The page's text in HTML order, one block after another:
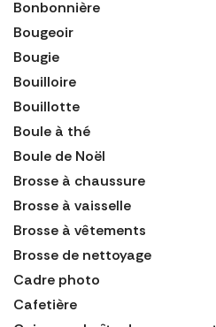
Bonbonnière
Bougeoir
Bougie
Bouilloire
Bouillotte
Boule à thé
Boule de Noël
Brosse à chaussure
Brosse à vaisselle
Brosse à vêtements
Brosse de nettoyage
Cadre photo
Cafetière